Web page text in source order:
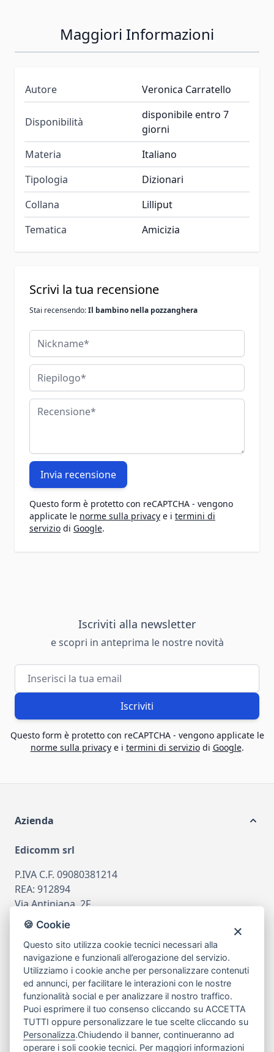
Maggiori Informazioni
Autore Veronica Carratello
Disponibilità
disponibile entro 7
giorni
Materia
Italiano
Tipologia
Dizionari
Collana
Lilliput
Tematica
Amicizia
Scrivi la tua recensione
Stai recensendo:Il bambino nella pozzanghera
Nickname
Riepilogo
Recensione
Invia recensione
Questo form è protetto con reCAPTCHA - vengono
applicate le norme sulla privacy e i termini di
servizio di Google.
Iscriviti alla newsletter
e scopri in anteprima le nostre novità
Indirizzo email
Iscriviti
Questo form è protetto con reCAPTCHA - vengono applicate le
norme sulla privacye i termini di serviziodi Google.
Azienda
Edicomm srl
P.IVA C.F. 09080381214
REA: 912894
Via Antiniana, 2F
80078 Pozzuoli
tel081.7515380
emailinfo@edicomm.it
Assistenza Clienti
Chi siamo
🍪 Cookie
Questo sito utilizza cookie tecnici necessari alla
navigazione e funzionali all’erogazione del servizio.
Utilizziamo i cookie anche per personalizzare contenuti
ed annunci, per facilitare le interazioni con le nostre
funzionalità social e per analizzare il nostro traffico.
Puoi esprimere il tuo consenso cliccando su ACCETTA
TUTTI oppure personalizzare le tue scelte cliccando su
Personalizza.Chiudendo il banner, continueranno ad
operare i soli cookie tecnici. Per maggiori informazioni